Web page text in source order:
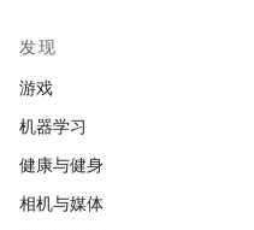
发现
游戏
机器学习
健康与健身
相机与媒体